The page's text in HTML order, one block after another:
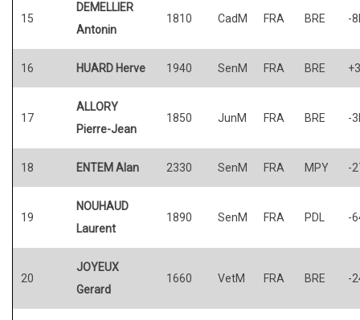
15
DEMELLIER
Antonin
1810 CadM FRA BRE -
16 HUARD Herve 1940 SenM FRA BRE
17
ALLORY
Pierre-Jean
1850 JunM FRA BRE -
18 ENTEM Alan 2330 SenM FRA MPY -
19
NOUHAUD
Laurent
1890 SenM FRA PDL -
20
JOYEUX
Gerard
1660 VetM FRA BRE -